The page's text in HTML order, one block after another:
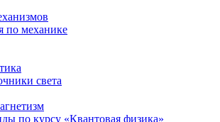
по механике
света
по курсу «Квантовая физика»